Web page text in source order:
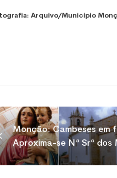
Arquivo/Município
Monção: Cambeses em
Aproxima-se Nª Srª dos